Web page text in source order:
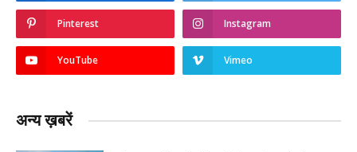
Pinterest Instagram
YouTube Vimeo
अन्य ख़बरें